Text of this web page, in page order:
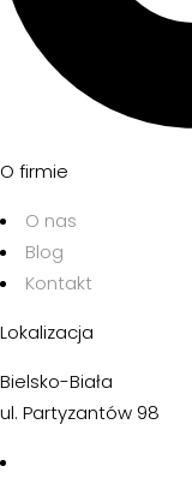
O firmie
O nas
Blog
Kontakt
Lokalizacja
Bielsko-Biała
ul. Partyzantów 98